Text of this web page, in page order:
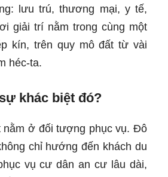
lưu trú, thương mại, y tế,
giải trí nằm trong cùng một
kín, trên quy mô đất từ vài
héc-ta.
khác biệt đó?
nằm ở đối tượng phục vụ. Đô
chỉ hướng đến khách du
vụ cư dân an cư lâu dài,